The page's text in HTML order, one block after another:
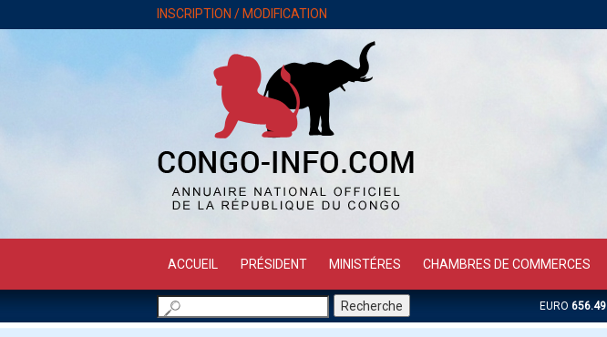
INSCRIPTION / MODIFICATION
ACCUEIL PRÉSIDENT MINISTÉRES CHAMBRES DE COMMERCES
EURO 656.49